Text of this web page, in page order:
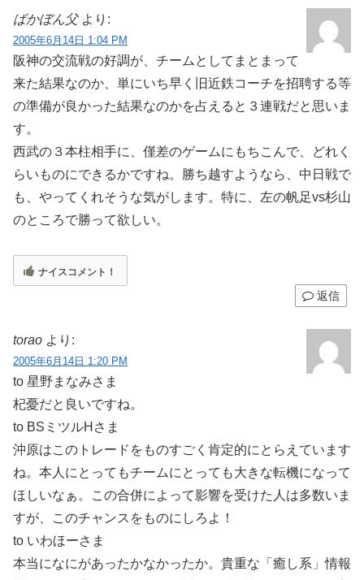
ばかぼん父 より:
2005年6月14日 1:04 PM
阪神の交流戦の好調が、チームとしてまとまって
来た結果なのか、単にいち早く旧近鉄コーチを招聘する等
の準備が良かった結果なのかを占えると３連戦だと思いま
す。
西武の３本柱相手に、僅差のゲームにもちこんで、どれく
らいものにできるかですね。勝ち越すようなら、中日戦で
も、やってくれそうな気がします。特に、左の帆足vs杉山
のところで勝って欲しい。
ナイスコメント！
返信
torao より:
2005年6月14日 1:20 PM
to 星野まなみさま
杞憂だと良いですね。
to BSミツルHさま
沖原はこのトレードをものすごく肯定的にとらえています
ね。本人にとってもチームにとっても大きな転機になって
ほしいなぁ。この合併によって影響を受けた人は多数いま
すが、このチャンスをものにしろよ！
to いわほーさま
本当になにがあったかなかったか。貴重な「癒し系」情報